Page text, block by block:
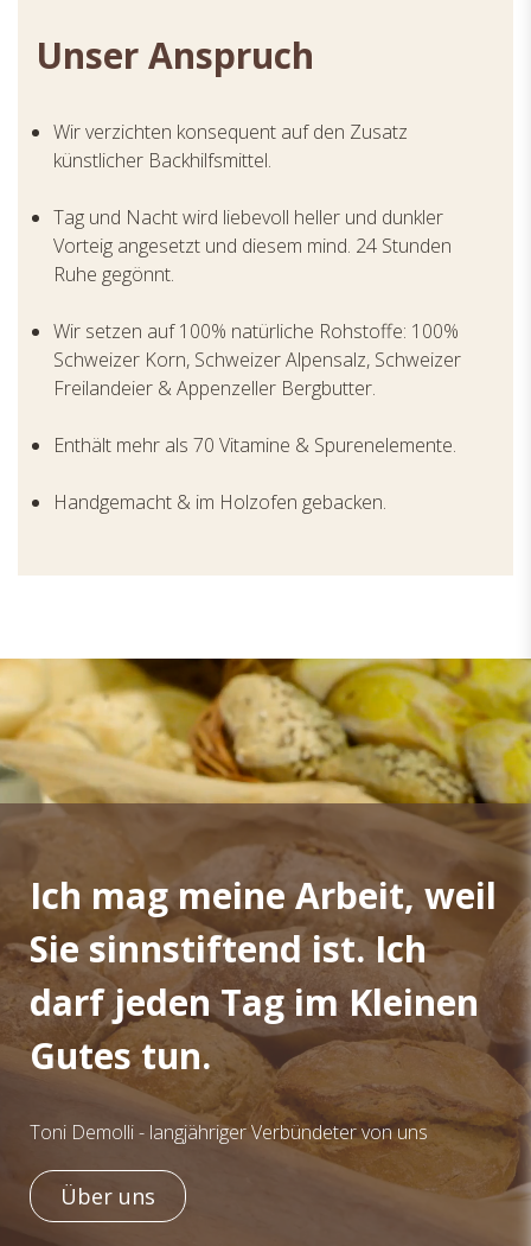
Unser Anspruch
Wir verzichten konsequent auf den Zusatz
künstlicher Backhilfsmittel.
Tag und Nacht wird liebevoll heller und dunkler
Vorteig angesetzt und diesem mind. 24 Stunden
Ruhe gegönnt.
Wir setzen auf 100% natürliche Rohstoffe: 100%
Schweizer Korn, Schweizer Alpensalz, Schweizer
Freilandeier & Appenzeller Bergbutter.
Enthält mehr als 70 Vitamine & Spurenelemente.
Handgemacht & im Holzofen gebacken.
Ich mag meine Arbeit, weil
Sie sinnstiftend ist. Ich
darf jeden Tag im Kleinen
Gutes tun.
Toni Demolli - langjähriger Verbündeter von uns
Über uns